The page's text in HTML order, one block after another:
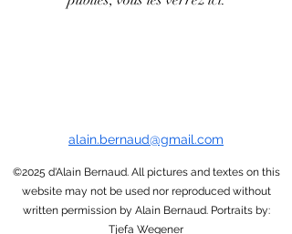
alain.bernaud@gmail.com
©2025 d'Alain Bernaud. All pictures and textes on this
website may not be used nor reproduced without
written permission by Alain Bernaud. Portraits by:
Tjefa Wegener